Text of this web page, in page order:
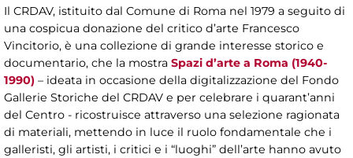
Il CRDAV, istituito dal Comune di Roma nel 1979 a seguito di
una cospicua donazione del critico d’arte Francesco
Vincitorio, è una collezione di grande interesse storico e
documentario, che la mostra Spazi d’arte a Roma (1940-
1990) – ideata in occasione della digitalizzazione del Fondo
Gallerie Storiche del CRDAV e per celebrare i quarant’anni
del Centro - ricostruisce attraverso una selezione ragionata
di materiali, mettendo in luce il ruolo fondamentale che i
galleristi, gli artisti, i critici e i “luoghi” dell’arte hanno avuto